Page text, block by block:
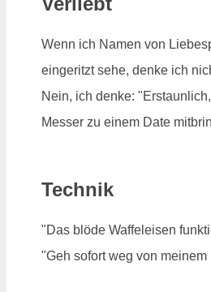
Wenn ich Namen von
eingeritzt sehe, denke ich
Nein, ich denke:
Messer zu einem Date
Technik
"Das blöde Waffeleisen
"Geh sofort weg von meinem